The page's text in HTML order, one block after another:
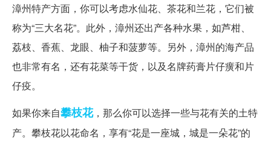
漳州特产方面，你可以考虑水仙花、茶花和兰花，它们被
称为“三大名花”。此外，漳州还出产各种水果，如芦柑、
荔枝、香蕉、龙眼、柚子和菠萝等。另外，漳州的海产品
也非常有名，还有花菜等干货，以及名牌药膏片仔癀和片
仔疫。
如果你来自攀枝花，那么你可以选择一些与花有关的土特
产。攀枝花以花命名，享有“花是一座城，城是一朵花”的